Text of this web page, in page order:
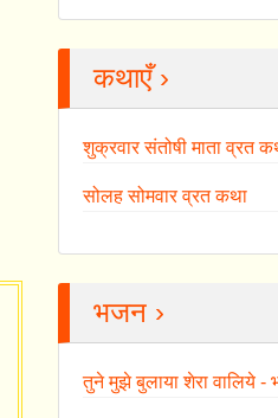
कथाएँ ›
शुक्रवार संतोषी माता व्रत
सोलह सोमवार व्रत कथा
भजन ›
तुने मुझे बुलाया शेरा वालिये -